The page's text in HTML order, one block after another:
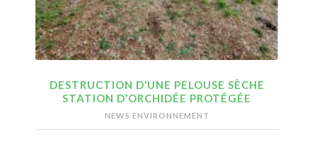
DESTRUCTION D’UNE PELOUSE SÈCHE
STATION D’ORCHIDÉE PROTÉGÉE
NEWS ENVIRONNEMENT